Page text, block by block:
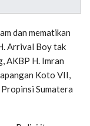
dan mematikan
Arrival Boy tak
AKBP H. Imran
Koto VII,
Sumatera